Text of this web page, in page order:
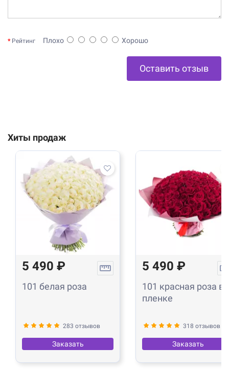
Рейтинг Плохо Хорошо
Оставить отзыв
Хиты продаж
5 490 ₽
101 белая роза
283 отзывов
Заказать
5 490 ₽
101 красная роза в
пленке
318 отзывов
Заказать